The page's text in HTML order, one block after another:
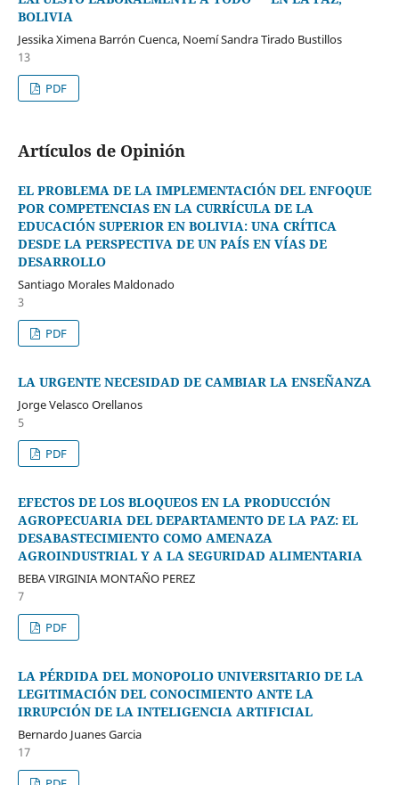
BOLIVIA
Jessika Ximena Barrón Cuenca, Noemí Sandra Tirado Bustillos
13
PDF
Artículos de Opinión
EL PROBLEMA DE LA IMPLEMENTACIÓN DEL ENFOQUE
POR COMPETENCIAS EN LA CURRÍCULA DE LA
EDUCACIÓN SUPERIOR EN BOLIVIA: UNA CRÍTICA
DESDE LA PERSPECTIVA DE UN PAÍS EN VÍAS DE
DESARROLLO
Santiago Morales Maldonado
3
PDF
LA URGENTE NECESIDAD DE CAMBIAR LA ENSEÑANZA
Jorge Velasco Orellanos
5
PDF
EFECTOS DE LOS BLOQUEOS EN LA PRODUCCIÓN
AGROPECUARIA DEL DEPARTAMENTO DE LA PAZ: EL
DESABASTECIMIENTO COMO AMENAZA
AGROINDUSTRIAL Y A LA SEGURIDAD ALIMENTARIA
BEBA VIRGINIA MONTAÑO PEREZ
7
PDF
LA PÉRDIDA DEL MONOPOLIO UNIVERSITARIO DE LA
LEGITIMACIÓN DEL CONOCIMIENTO ANTE LA
IRRUPCIÓN DE LA INTELIGENCIA ARTIFICIAL
Bernardo Juanes Garcia
17